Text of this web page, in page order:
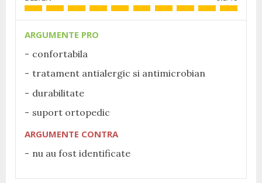
ARGUMENTE PRO
confortabila
tratament antialergic si antimicrobian
durabilitate
suport ortopedic
ARGUMENTE CONTRA
nu au fost identificate